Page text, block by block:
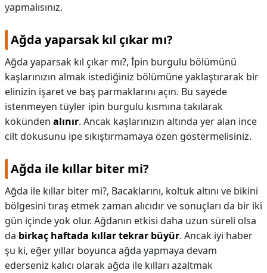
yapmalısınız.
Ağda yaparsak kıl çıkar mı?
Ağda yaparsak kıl çıkar mı?, İpin burgulu bölümünü
kaşlarınızın almak istediğiniz bölümüne yaklaştırarak bir
elinizin işaret ve baş parmaklarını açın. Bu sayede
istenmeyen tüyler ipin burgulu kısmına takılarak
kökünden alınır. Ancak kaşlarınızın altında yer alan ince
cilt dokusunu ipe sıkıştırmamaya özen göstermelisiniz.
Ağda ile kıllar biter mi?
Ağda ile kıllar biter mi?, Bacaklarını, koltuk altını ve bikini
bölgesini tıraş etmek zaman alıcıdır ve sonuçları da bir iki
gün içinde yok olur. Ağdanın etkisi daha uzun süreli olsa
da birkaç haftada kıllar tekrar büyür. Ancak iyi haber
şu ki, eğer yıllar boyunca ağda yapmaya devam
ederseniz kalıcı olarak ağda ile kılları azaltmak